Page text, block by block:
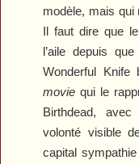
modèle, mais qui
Il faut dire que le
l’aile depuis
Wonderful Knife
movie qui le
Birthdead, avec
volonté visible
capital